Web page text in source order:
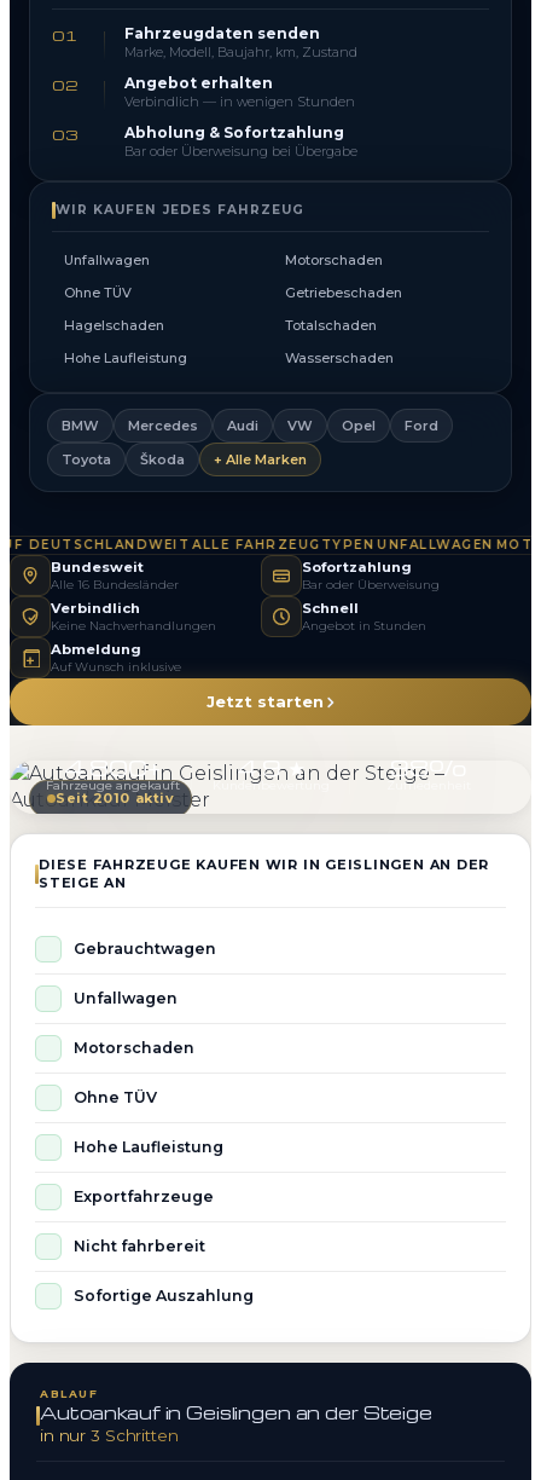
01 Fahrzeugdaten senden
Marke, Modell, Baujahr, km, Zustand
02 Angebot erhalten
Verbindlich — in wenigen Stunden
03 Abholung & Sofortzahlung
Bar oder Überweisung bei Übergabe
WIR KAUFEN JEDES FAHRZEUG
Unfallwagen
Motorschaden
Ohne TÜV
Getriebeschaden
Hagelschaden
Totalschaden
Hohe Laufleistung
Wasserschaden
BMW Mercedes Audi VW Opel
Ford
Toyota
Škoda + Alle Marken
DEUTSCHLANDWEITALLE FAHRZEUGTYPEN·UNFALLWAGEN·
Bundesweit
Alle 16 Bundesländer
Sofortzahlung
Bar oder Überweisung
Verbindlich
Keine Nachverhandlungen
Schnell
Angebot in Stunden
Abmeldung
Auf Wunsch inklusive
Jetzt starten
Seit 2010 aktiv
4.800+
Fahrzeuge angekauft
4.9 ★
Kundenbewertung
98%
Zufriedenheit
DIESE FAHRZEUGE KAUFEN WIR IN GEISLINGEN AN DER
STEIGE AN
Gebrauchtwagen
Unfallwagen
Motorschaden
Ohne TÜV
Hohe Laufleistung
Exportfahrzeuge
Nicht fahrbereit
Sofortige Auszahlung
ABLAUF
Autoankauf in Geislingen an der Steige
in nur 3 Schritten